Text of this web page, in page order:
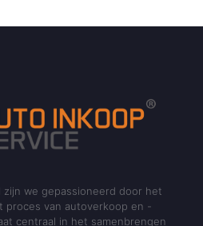
zijn we gepassioneerd door het
proces van autoverkoop en -
centraal in het samenbrengen